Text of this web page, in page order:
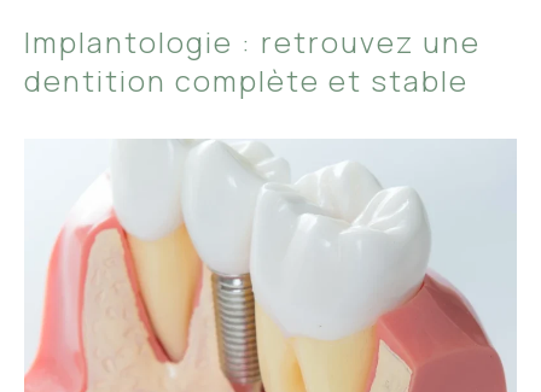
Implantologie : retrouvez une
dentition complète et stable